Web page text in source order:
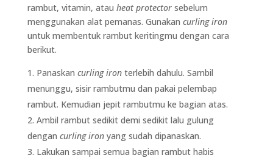
rambut, vitamin, atau heat protectorsebelum
menggunakan alat pemanas. Gunakan curling iron
untuk membentuk rambut keritingmu dengan cara
berikut.
Panaskan curling ironterlebih dahulu. Sambil
menunggu, sisir rambutmu dan pakai pelembap
rambut. Kemudian jepit rambutmu ke bagian atas.
Ambil rambut sedikit demi sedikit lalu gulung
dengan curling ironyang sudah dipanaskan.
Lakukan sampai semua bagian rambut habis